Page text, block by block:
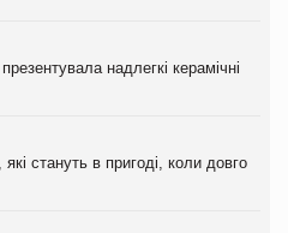
надлегкі керамічні
стануть в пригоді, коли довго